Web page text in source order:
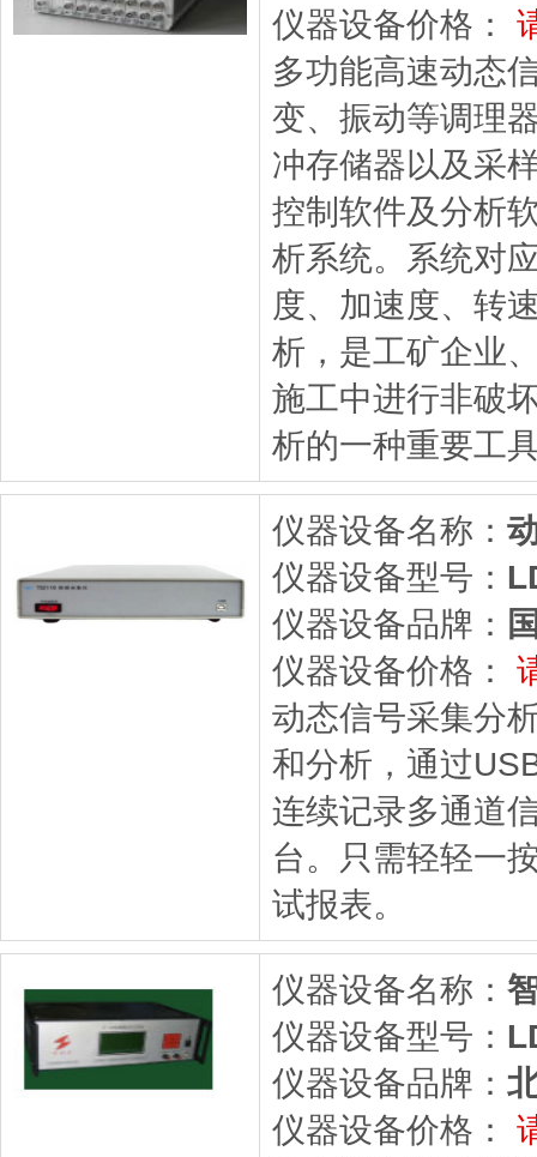
仪器设备价格：
多功能高速动态
变、振动等调理
冲存储器以及采
控制软件及分析
析系统。系统对
度、加速度、转
析，是工矿企业
施工中进行非破
析的一种重要工
仪器设备名称：
仪器设备型号：
仪器设备品牌：
仪器设备价格：
动态信号采集分
和分析，通过
连续记录多通道
台。只需轻轻一
试报表。
仪器设备名称：
仪器设备型号：
仪器设备品牌：
仪器设备价格：